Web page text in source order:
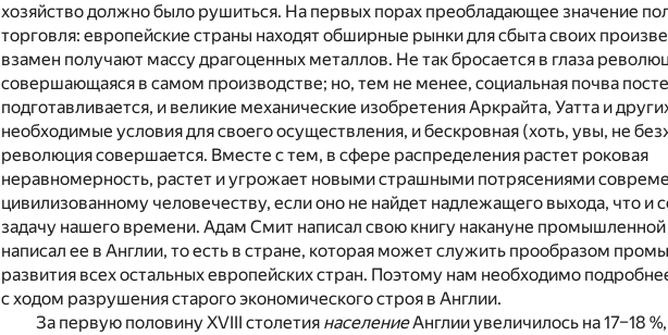
хозяйство должно было рушиться. На первых порах преобладающее значение
торговля: европейские страны находят обширные рынки для сбыта своих
взамен получают массу драгоценных металлов. Не так бросается в глаза
совершающаяся в самом производстве; но, тем не менее, социальная почва
подготавливается, и великие механические изобретения Аркрайта, Уатта и
необходимые условия для своего осуществления, и бескровная (хоть, увы, не
революция совершается. Вместе с тем, в сфере распределения растет роковая
неравномерность, растет и угрожает новыми страшными потрясениями
цивилизованному человечеству, если оно не найдет надлежащего выхода, что и
задачу нашего времени. Адам Смит написал свою книгу накануне
написал ее в Англии, то есть в стране, которая может служить прообразом
развития всех остальных европейских стран. Поэтому нам необходимо
с ходом разрушения старого экономического строя в Англии.
За первую половину XVIII столетия населениеАнглии увеличилось на 17–18